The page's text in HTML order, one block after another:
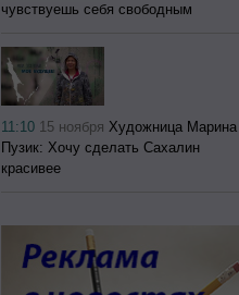
чувствуешь себя свободным
11:10 15 ноября Художница Марина
Пузик: Хочу сделать Сахалин
красивее